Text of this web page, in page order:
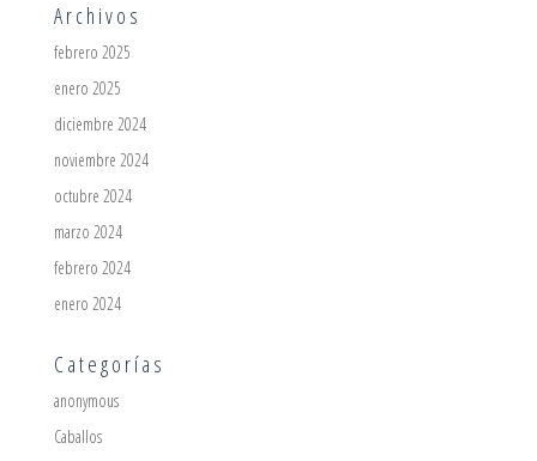
Archivos
febrero 2025
enero 2025
diciembre 2024
noviembre 2024
octubre 2024
marzo 2024
febrero 2024
enero 2024
Categorías
anonymous
Caballos